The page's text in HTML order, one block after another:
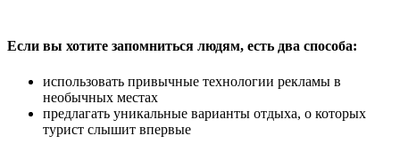
Если вы хотите запомниться людям, есть два способа:
использовать привычные технологии рекламы в
необычных местах
предлагать уникальные варианты отдыха, о которых
турист слышит впервые